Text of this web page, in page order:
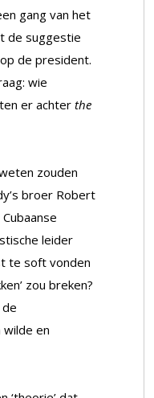
gang van het
de suggestie
de president.
wie
er achter the
zouden
broer Robert
leider
te soft vonden
zou breken?
en